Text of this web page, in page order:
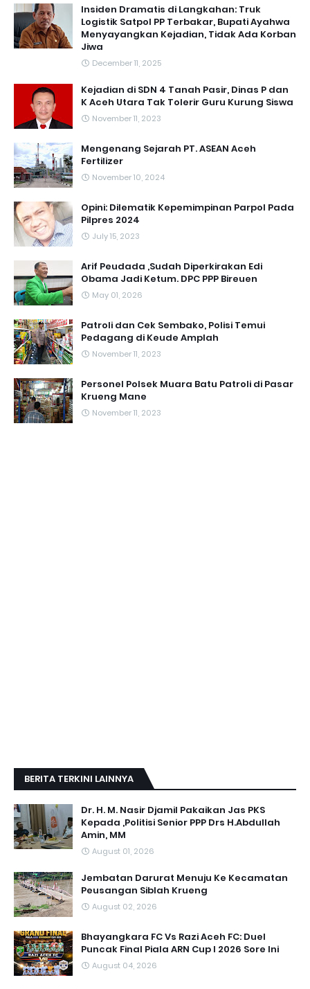
Insiden Dramatis di Langkahan: Truk
Logistik Satpol PP Terbakar, Bupati Ayahwa
Menyayangkan Kejadian, Tidak Ada Korban
Jiwa
December 11, 2025
Kejadian di SDN 4 Tanah Pasir, Dinas P dan
K Aceh Utara Tak Tolerir Guru Kurung Siswa
November 11, 2023
Mengenang Sejarah PT. ASEAN Aceh
Fertilizer
November 10, 2024
Opini: Dilematik Kepemimpinan Parpol Pada
Pilpres 2024
July 15, 2023
Arif Peudada ,Sudah Diperkirakan Edi
Obama Jadi Ketum. DPC PPP Bireuen
May 01, 2026
Patroli dan Cek Sembako, Polisi Temui
Pedagang di Keude Amplah
November 11, 2023
Personel Polsek Muara Batu Patroli di Pasar
Krueng Mane
November 11, 2023
BERITA TERKINI LAINNYA
Dr. H. M. Nasir Djamil Pakaikan Jas PKS
Kepada ,Politisi Senior PPP Drs H.Abdullah
Amin, MM
August 01, 2026
Jembatan Darurat Menuju Ke Kecamatan
Peusangan Siblah Krueng
August 02, 2026
Bhayangkara FC Vs Razi Aceh FC: Duel
Puncak Final Piala ARN Cup I 2026 Sore Ini
August 04, 2026